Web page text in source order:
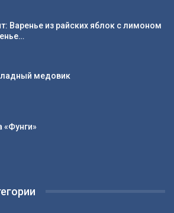
Варенье из райских яблок с лимоном
медовик
«Фунги»